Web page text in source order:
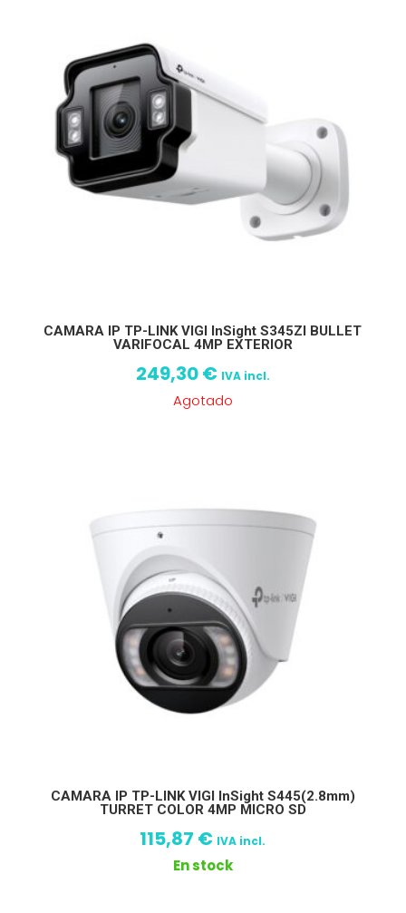
CAMARA IP TP-LINK VIGI InSight S345ZI BULLET
VARIFOCAL 4MP EXTERIOR
249,30€ IVA incl.
Agotado
CAMARA IP TP-LINK VIGI InSight S445(2.8mm)
TURRET COLOR 4MP MICRO SD
115,87 € IVA incl.
En stock